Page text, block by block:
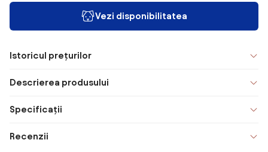
Vezi disponibilitatea
Istoricul prețurilor
Descrierea produsului
Specificații
Recenzii